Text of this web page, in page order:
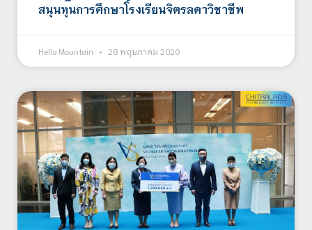
สนุนทุนการศึกษาโรงเรียนจิตรลดาวิชาชีพ
Hello Mountain 28 พฤษภาคม 2020